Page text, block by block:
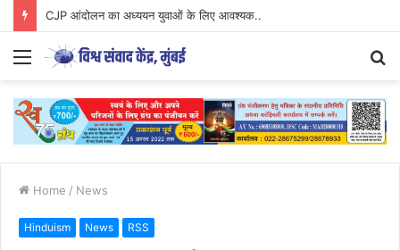
CJP आंदोलन का अध्ययन युवाओं के लिए आवश्यक..
Menu
Home / News
Hinduism News RSS